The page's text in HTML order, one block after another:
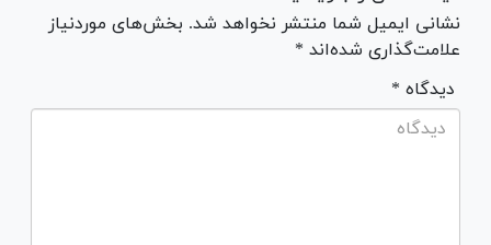
نشانی ایمیل شما منتشر نخواهد شد. بخش‌های موردنیاز
علامت‌گذاری شده‌اند *
* دیدگاه